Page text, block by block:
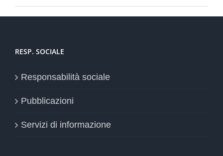
RESP. SOCIALE
Responsabilità sociale
Pubblicazioni
Servizi di informazione